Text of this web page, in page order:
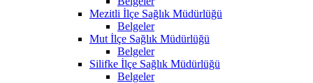
Mezitli İlçe Sağlık Müdürlüğü
Belgeler
Mut İlçe Sağlık Müdürlüğü
Belgeler
Silifke İlçe Sağlık Müdürlüğü
Belgeler